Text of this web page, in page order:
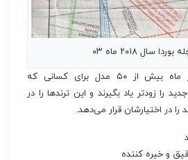
سال ۲۰۱۸ ماه ۰۳
هم‌چنین مجله بوردا هر ماه بیش از ۵۰ مدل برای کسانی که
را زودتر یاد بگیرند و این ترندها را در
را در اختیارشان قرار می‌دهد.
و خیره کننده